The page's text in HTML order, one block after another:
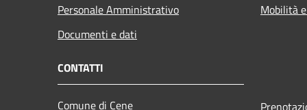
Personale Amministrativo
Documenti e dati
Mobilità
CONTATTI
Comune di Cene